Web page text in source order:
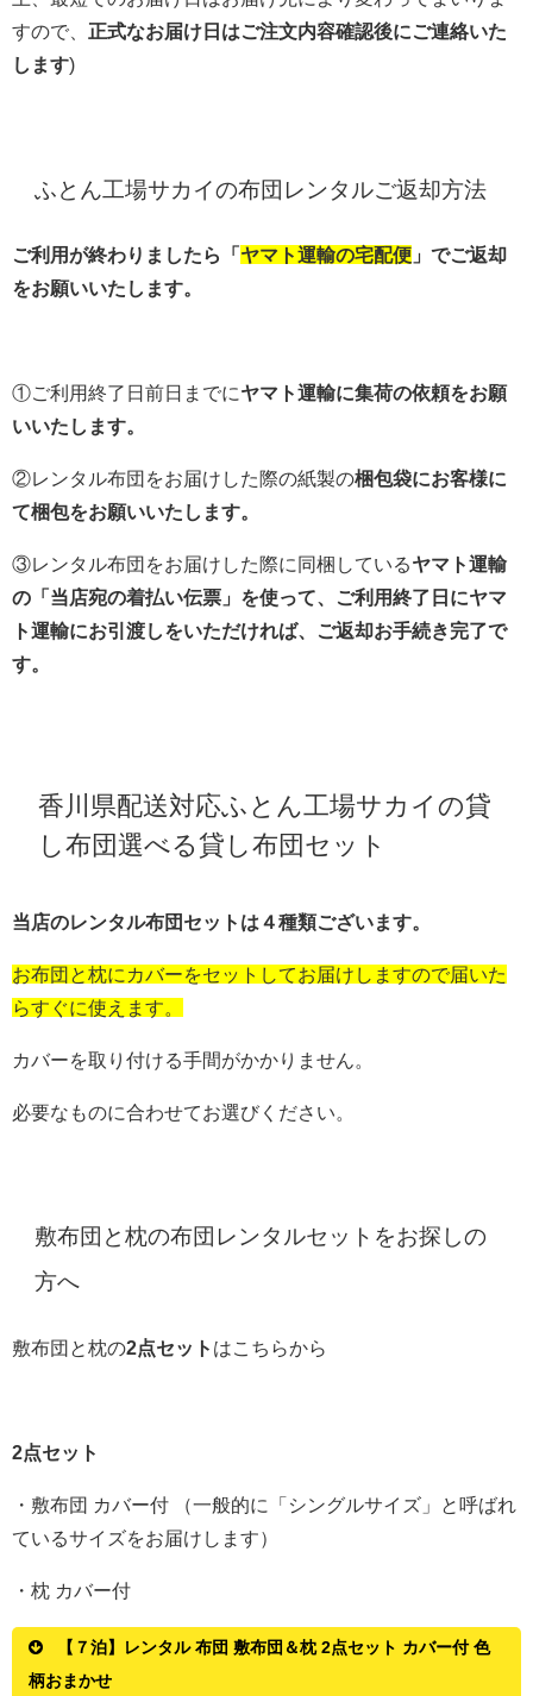
すので、 正式なお届け日はご注文内容確認後にご連絡いた
します)
ふとん工場サカイの布団レンタルご返却方法
ご利用が終わりましたら「 ヤマト運輸の宅配便 」でご返却
をお願いいたします。
①ご利用終了日前日までにヤマト運輸に集荷の依頼をお願
いいたします。
②レンタル布団をお届けした際の紙製の梱包袋にお客様に
て梱包をお願いいたします。
③レンタル布団をお届けした際に同梱しているヤマト運輸
の「当店宛の着払い伝票」を使って、ご利用終了日にヤマ
ト運輸にお引渡しをいただければ、ご返却お手続き完了で
す。
香川県配送対応ふとん工場サカイの貸
し布団選べる貸し布団セット
当店のレンタル布団セットは４種類ございます。
お布団と枕にカバーをセットしてお届けしますので届いた
らすぐに使えます。
カバーを取り付ける手間がかかりません。
必要なものに合わせてお選びください。
敷布団と枕の布団レンタルセットをお探しの
方へ
敷布団と枕の2点セット はこちらから
2点セット
・敷布団 カバー付 （一般的に「シングルサイズ」と呼ばれ
ているサイズをお届けします）
・枕 カバー付
【７泊】レンタル 布団 敷布団＆枕 2点セット カバー付 色
柄おまかせ